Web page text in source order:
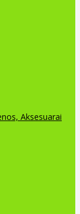
Aksesuarai